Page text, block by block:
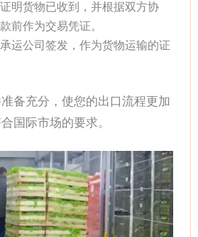
明货物已收到，并根据双方协
前作为交易凭证。
运公司签发，作为货物运输的证
备充分，使您的出口流程更加
国际市场的要求。